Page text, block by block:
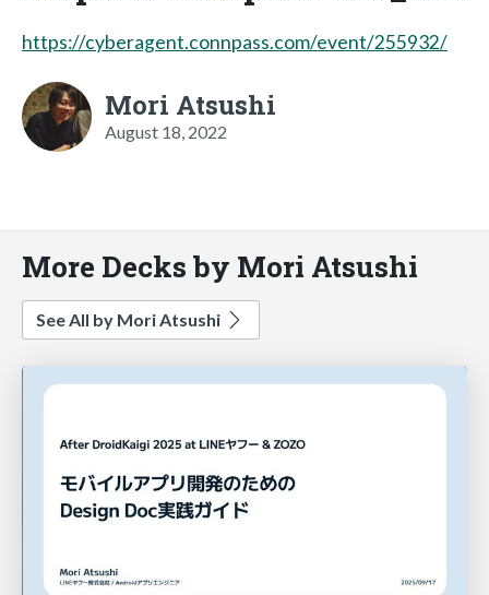
https://cyberagent.connpass.com/event/255932/
Mori Atsushi
August 18, 2022
More Decks by Mori Atsushi
See All by Mori Atsushi